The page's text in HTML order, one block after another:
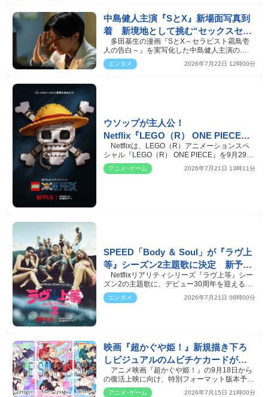
中島健人主演『SとX』新場面写真到
着 新境地として挑む“セックスセラ
ピスト”役とは？
多田基生の漫画『SとX～セラピスト霜鳥壱
人の告白～』を実写化した中島健人主演の
Netflixシリーズ『SとX…
エンタメ 2026年7月22日 12時00分
ウソップが主人公！
Netflix『LEGO（R） ONE PIECE』
ティーザー予告解禁 9.29より世界独
占配信
Netflixは、LEGO（R）アニメーションスペ
シャル『LEGO（R） ONE PIECE』を9月29日
より世界独占配信。こ…
アニメ･ゲーム 2026年7月21日 13時11分
SPEED「Body ＆ Soul」が『ラヴ上
等』シーズン2主題歌に決定 新予告
で衝撃発言が連発
Netflixリアリティシリーズ『ラヴ上等』シー
ズン2の主題歌に、デビュー30周年を迎える
SPEEDの代表曲「Bo…
エンタメ 2026年7月21日 08時00分
映画『超かぐや姫！』新規描き下ろ
しビジュアルのムビチケカードが発
売決定
アニメ映画『超かぐや姫！』の9月18日から
の復活上映に向け、特別フォーマット版本予告
が公開公開された…
アニメ･ゲーム 2026年7月15日 21時00分